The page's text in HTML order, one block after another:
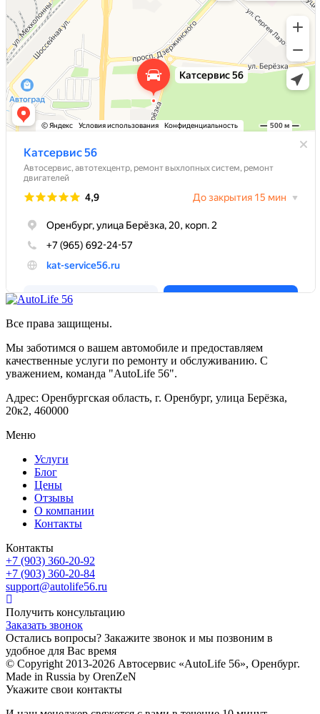
Все права защищены.
Мы заботимся о вашем автомобиле и предоставляем
качественные услуги по ремонту и обслуживанию. С
уважением, команда "AutoLife 56".
Адрес: Оренбургская область, г. Оренбург, улица Берёзка,
20к2, 460000
Меню
Услуги
Блог
Цены
Отзывы
О компании
Контакты
Контакты
+7 (903) 360-20-92
+7 (903) 360-20-84
support@autolife56.ru
Получить консультацию
Заказать звонок
Остались вопросы? Закажите звонок и мы позвоним в
удобное для Вас время
© Copyright 2013-2026 Автосервис «AutoLife 56», Оренбург.
Made in Russia by OrenZeN
Укажите свои контакты